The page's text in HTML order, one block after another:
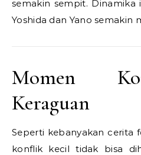
semakin sempit.
Yoshida dan Yano semakin
Momen
Keraguan
Seperti kebanyakan cerita
konflik kecil tidak bisa